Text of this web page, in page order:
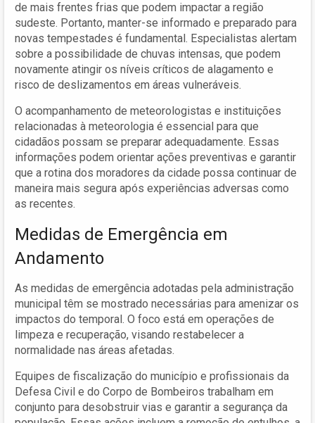
de mais frentes frias que podem impactar a região
sudeste. Portanto, manter-se informado e preparado para
novas tempestades é fundamental. Especialistas alertam
sobre a possibilidade de chuvas intensas, que podem
novamente atingir os níveis críticos de alagamento e
risco de deslizamentos em áreas vulneráveis.
O acompanhamento de meteorologistas e instituições
relacionadas à meteorologia é essencial para que
cidadãos possam se preparar adequadamente. Essas
informações podem orientar ações preventivas e garantir
que a rotina dos moradores da cidade possa continuar de
maneira mais segura após experiências adversas como
as recentes.
Medidas de Emergência em
Andamento
As medidas de emergência adotadas pela administração
municipal têm se mostrado necessárias para amenizar os
impactos do temporal. O foco está em operações de
limpeza e recuperação, visando restabelecer a
normalidade nas áreas afetadas.
Equipes de fiscalização do município e profissionais da
Defesa Civil e do Corpo de Bombeiros trabalham em
conjunto para desobstruir vias e garantir a segurança da